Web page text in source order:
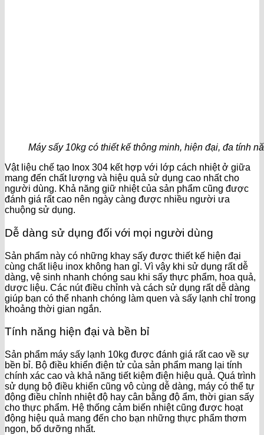
Máy sấy 10kg có thiết kế thông minh, hiện đại, đa tính
Vật liệu chế tạo Inox 304 kết hợp với lớp cách nhiệt ở giữa
mang đến chất lượng và hiệu quả sử dụng cao nhất cho
người dùng. Khả năng giữ nhiệt của sản phẩm cũng được
đánh giá rất cao nên ngày càng được nhiều người ưa
chuộng sử dụng.
Dễ dàng sử dụng đối với mọi người dùng
Sản phẩm này có những khay sấy được thiết kế hiện đại
cùng chất liệu inox không han gỉ. Vì vậy khi sử dụng rất dễ
dàng, vệ sinh nhanh chóng sau khi sấy thực phẩm, hoa quả,
dược liệu. Các nút điều chỉnh và cách sử dụng rất dễ dàng
giúp bạn có thể nhanh chóng làm quen và sấy lạnh chỉ trong
khoảng thời gian ngắn.
Tính năng hiện đại và bền bỉ
Sản phẩm máy sấy lạnh 10kg được đánh giá rất cao về sự
bền bỉ. Bộ điều khiển điện tử của sản phẩm mang lại tính
chính xác cao và khả năng tiết kiệm điện hiệu quả. Quá trình
sử dụng bộ điều khiển cũng vô cùng dễ dàng, máy có thể tự
động điều chỉnh nhiệt độ hay cân bằng độ ẩm, thời gian sấy
cho thực phẩm. Hệ thống cảm biến nhiệt cũng được hoạt
động hiệu quả mang đến cho bạn những thực phẩm thơm
ngon, bổ dưỡng nhất.